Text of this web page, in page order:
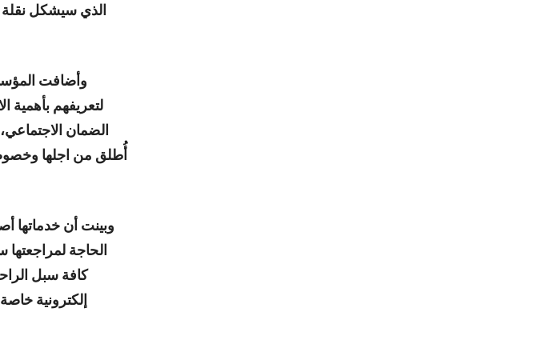
الذي سيشكل نقلة
وأضافت
لتعريفهم بأهمية
الضمان
أُطلق من اجلها
وبينت أن خدماتها
الحاجة
كافة سبل
إلكترونية